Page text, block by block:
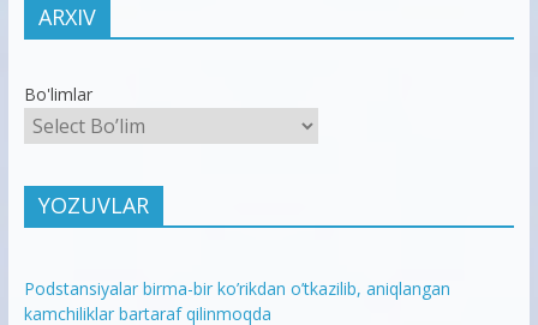
ARXIV
Bo'limlar
YOZUVLAR
Podstansiyalar birma-bir ko’rikdan o’tkazilib, aniqlangan
kamchiliklar bartaraf qilinmoqda